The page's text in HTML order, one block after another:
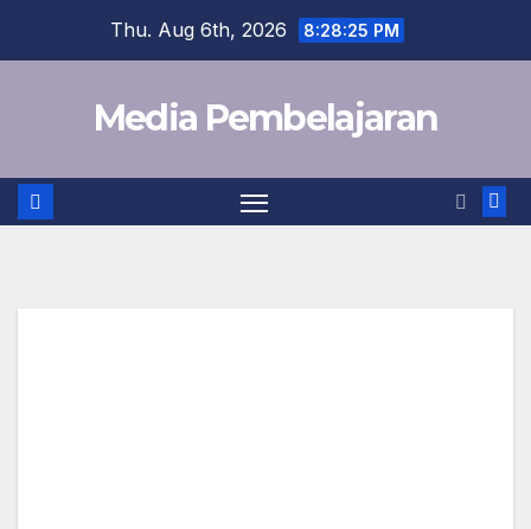
Thu. Aug 6th, 2026 8:28:25 PM
Media Pembelajaran